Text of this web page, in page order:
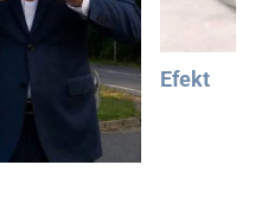
Efekt